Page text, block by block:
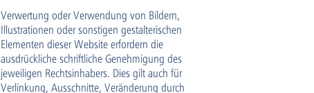
Verwertung oder Verwendung von Bildern,
Illustrationen oder sonstigen gestalterischen
Elementen dieser Website erfordern die
ausdrückliche schriftliche Genehmigung des
jeweiligen Rechtsinhabers. Dies gilt auch für
Verlinkung, Ausschnitte, Veränderung durch